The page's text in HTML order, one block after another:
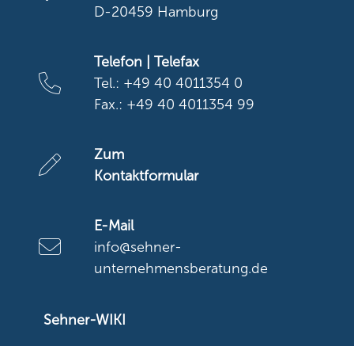
D-20459 Hamburg
Telefon | Telefax
Tel.: +49 40 4011354 0
Fax.: +49 40 4011354 99
Zum
Kontaktformular
E-Mail
info@sehner-
unternehmensberatung.de
Sehner-WIKI